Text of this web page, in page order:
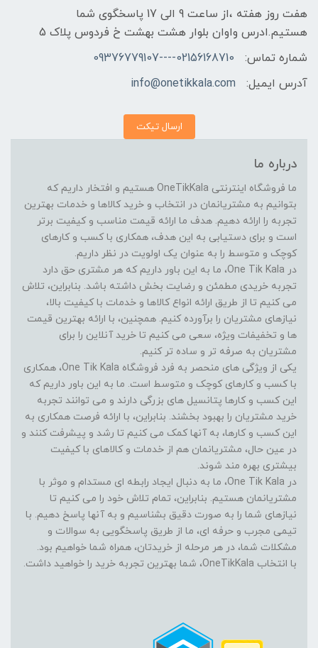
هفت روز هفته ،از ساعت 9 الی 17 پاسخگوی شما
هستیم.ادرس واوان بلوار هشت بهشت خ فردوس پلاک 5
شماره تماس:
02156168710----09376779107
آدرس ایمیل:
info@onetikkala.com
ارسال تیکت
درباره ما
ما فروشگاه اینترنتی OneTikKala هستیم و افتخار داریم که
بتوانیم به مشتریانمان در انتخاب و خرید کالاها و خدمات بهترین
تجربه را ارائه دهیم. هدف ما ارائه قیمت مناسب و کیفیت برتر
است و برای دستیابی به این هدف، همکاری با کسب و کارهای
کوچک و متوسط را به عنوان یک اولویت در نظر داریم.
در One Tik Kala، ما به این باور داریم که هر مشتری حق دارد
تجربه خریدی مطمئن و رضایت بخش داشته باشد. بنابراین، تلاش
می کنیم تا از طریق ارائه انواع کالاها و خدمات با کیفیت بالا،
نیازهای مشتریان را برآورده کنیم. همچنین، با ارائه بهترین قیمت
ها و تخفیفات ویژه، سعی می کنیم تا خرید آنلاین را برای
مشتریان به صرفه تر و ساده تر کنیم.
یکی از ویژگی های منحصر به فرد فروشگاه One Tik Kala، همکاری
با کسب و کارهای کوچک و متوسط است. ما به این باور داریم که
این کسب و کارها پتانسیل های بزرگی دارند و می توانند تجربه
خرید مشتریان را بهبود بخشند. بنابراین، با ارائه فرصت همکاری به
این کسب و کارها، به آنها کمک می کنیم تا رشد و پیشرفت کنند و
در عین حال، مشتریانمان هم از خدمات و کالاهای با کیفیت
بیشتری بهره مند شوند.
در One Tik Kala، ما به دنبال ایجاد رابطه ای مستدام و موثر با
مشتریانمان هستیم. بنابراین، تمام تلاش خود را می کنیم تا
نیازهای شما را به صورت دقیق بشناسیم و به آنها پاسخ دهیم. با
تیمی مجرب و حرفه ای، ما از طریق پاسخگویی به سوالات و
مشکلات شما، در هر مرحله از خریدتان، همراه شما خواهیم بود.
با انتخاب OneTikKala، شما بهترین تجربه خرید را خواهید داشت.